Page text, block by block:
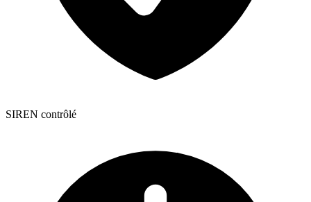
SIREN contrôlé